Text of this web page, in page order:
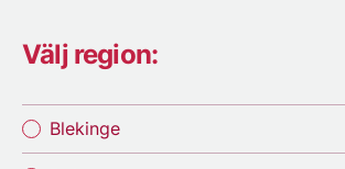
Välj region:
Blekinge